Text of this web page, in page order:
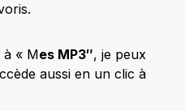
à « Mes MP3″, je peux
aussi en un clic à